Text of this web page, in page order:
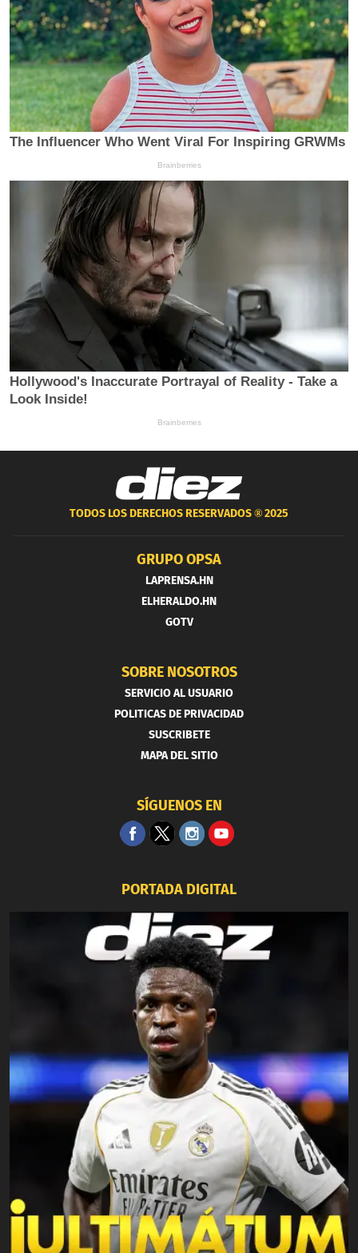
TODOS LOS DERECHOS RESERVADOS ®2025
GRUPO OPSA
LAPRENSA.HN
ELHERALDO.HN
GOTV
SOBRE NOSOTROS
SERVICIO AL USUARIO
POLITICAS DE PRIVACIDAD
SUSCRIBETE
MAPA DEL SITIO
SÍGUENOS EN
PORTADA DIGITAL